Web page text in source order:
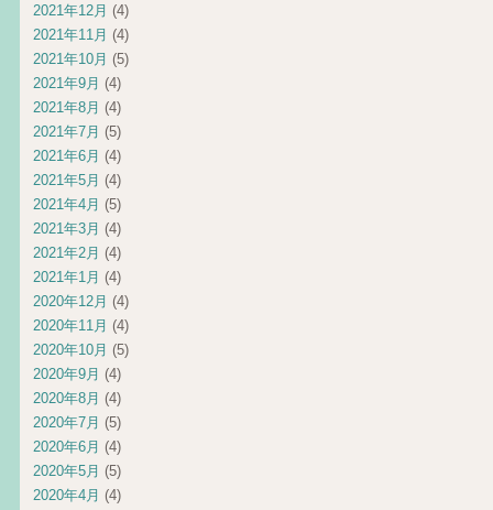
2021年12月 (4)
2021年11月 (4)
2021年10月 (5)
2021年9月 (4)
2021年8月 (4)
2021年7月 (5)
2021年6月 (4)
2021年5月 (4)
2021年4月 (5)
2021年3月 (4)
2021年2月 (4)
2021年1月 (4)
2020年12月 (4)
2020年11月 (4)
2020年10月 (5)
2020年9月 (4)
2020年8月 (4)
2020年7月 (5)
2020年6月 (4)
2020年5月 (5)
2020年4月 (4)